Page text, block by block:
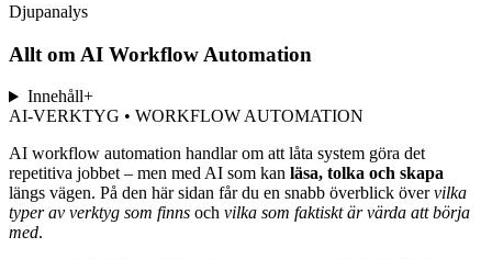
Djupanalys
Allt om AI Workflow Automation
Innehåll+
AI-VERKTYG • WORKFLOW AUTOMATION
AI workflow automation handlar om att låta system göra det
repetitiva jobbet – men med AI som kan läsa, tolka och skapa
längs vägen. På den här sidan får du en snabb överblick övervilka
typer av verktyg som finns och vilka som faktiskt är värda att börja
med.